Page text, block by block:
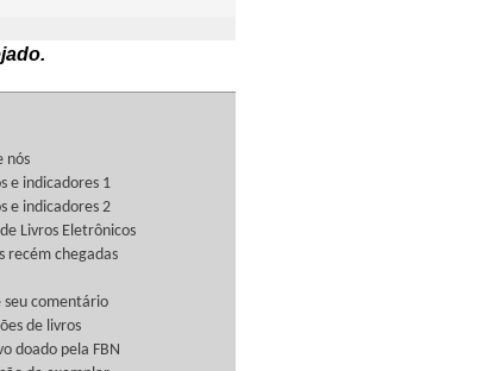
nós
e indicadores 1
e indicadores 2
Livros Eletrônicos
recém chegadas
comentário
de livros
doado pela FBN